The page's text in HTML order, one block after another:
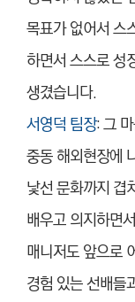
목표가 없어서 스
하면서 스스로 성
생겼습니다.
서영덕 팀장: 그
중동 해외현장에
낯선 문화까지 겹
배우고 의지하면
매니저도 앞으로
경험 있는 선배들